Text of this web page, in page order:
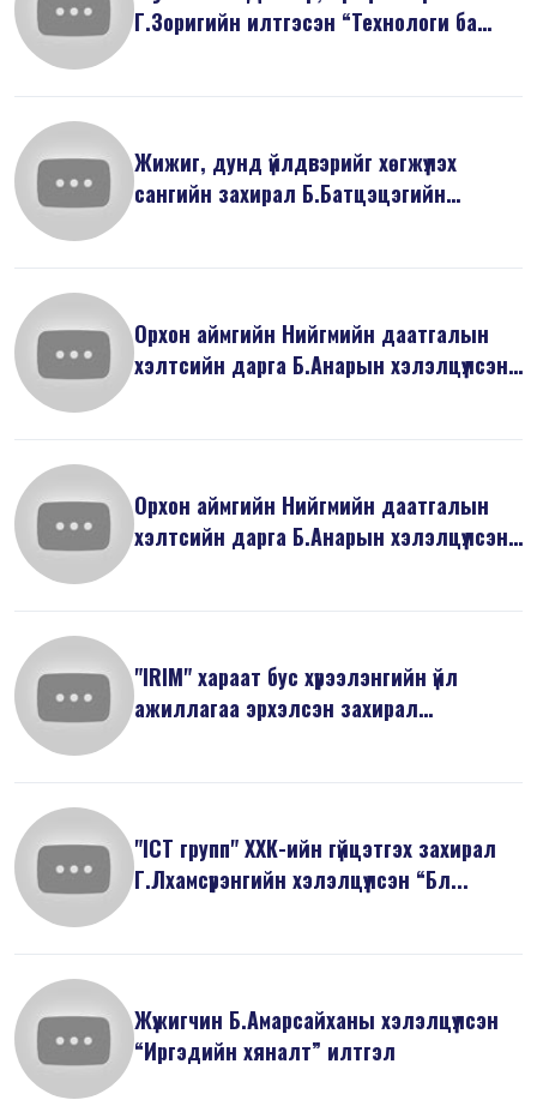
Г.Зоригийн илтгэсэн “Технологи ба
Жижиг, дунд үйлдвэрийг хөгжүүлэх
сангийн захирал Б.Батцэцэгийн
Орхон аймгийн Нийгмийн даатгалын
хэлтсийн дарга Б.Анарын хэлэлцүүлсэн
Орхон аймгийн Нийгмийн даатгалын
хэлтсийн дарга Б.Анарын хэлэлцүүлсэн
"IRIM" хараат бус хүрээлэнгийн үйл
ажиллагаа эрхэлсэн захирал
"ICT групп" ХХК-ийн гүйцэтгэх захирал
Г.Лхамсүрэнгийн хэлэлцүүлсэн “Бл...
Жүжигчин Б.Амарсайханы хэлэлцүүлсэн
“Иргэдийн хяналт” илтгэл